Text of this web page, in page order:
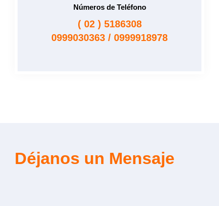
Números de Teléfono
( 02 ) 5186308
0999030363 / 0999918978
Déjanos un Mensaje